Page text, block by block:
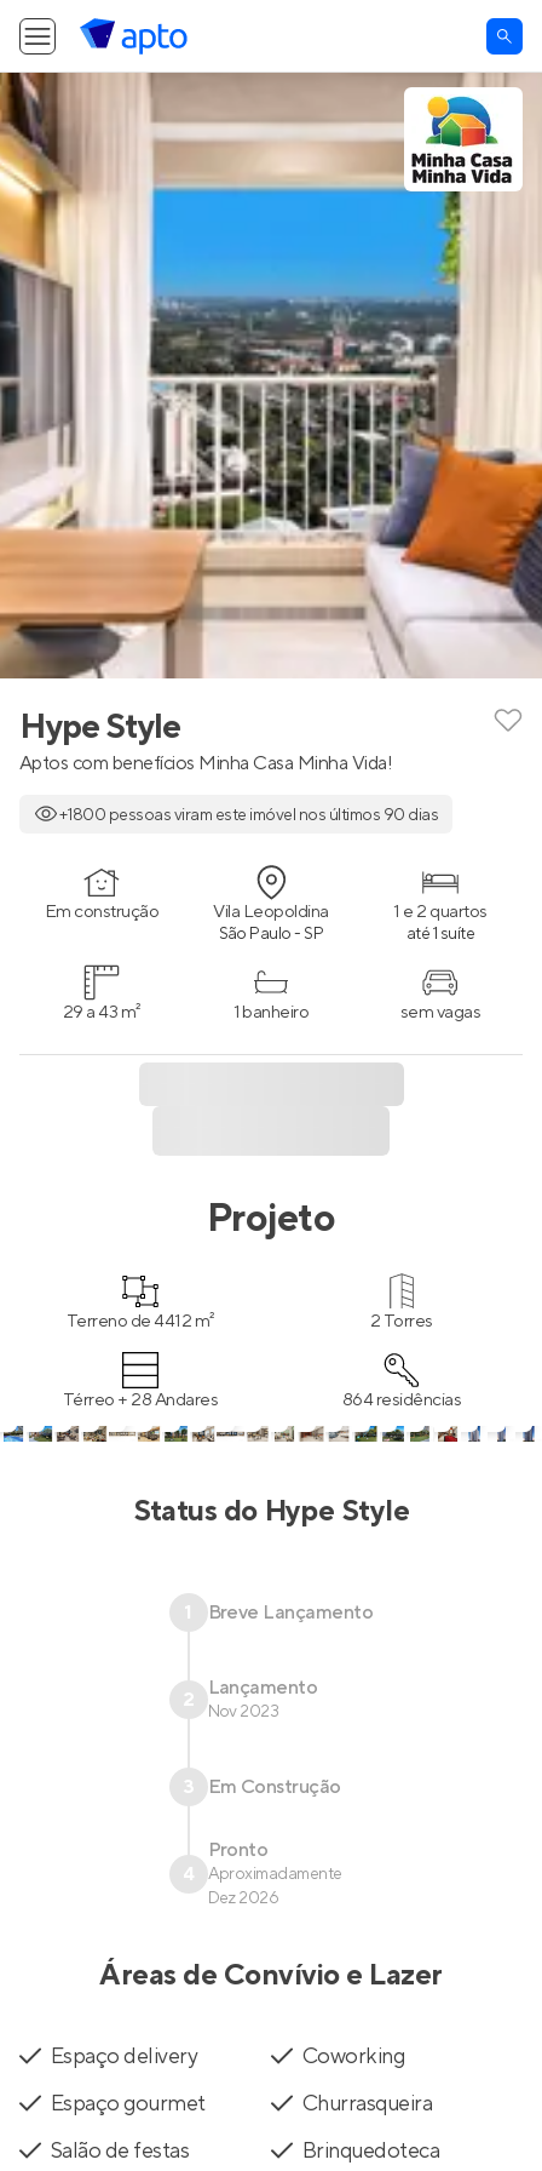
Hype Style
Aptos com benefícios Minha Casa Minha Vida!
+1800 pessoas viram este imóvel nos últimos 90 dias
Em construção Vila Leopoldina
São Paulo - SP
1 e 2 quartos
até 1 suíte
29 a 43 m² 1 banheiro sem vagas
Projeto
Terreno de 4412 m² 2 Torres
Térreo + 28 Andares 864 residências
Status do Hype Style
1 Breve Lançamento
2 Lançamento
Nov 2023
3 Em Construção
4
Pronto
Aproximadamente
Dez 2026
Áreas de Convívio e Lazer
Espaço delivery
Coworking
Espaço gourmet
Churrasqueira
Salão de festas
Brinquedoteca